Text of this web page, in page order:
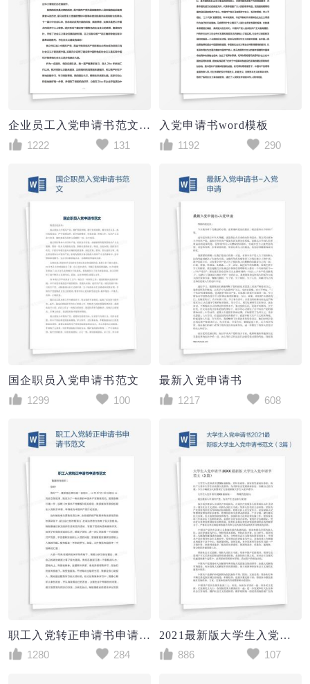
企业员工入党申请书范文Word模板
1222
131
入党申请书word模板
1192
290
国企职员入党申请书范文
1299
100
最新入党申请书
1217
608
职工入党转正申请书申请书范文
1280
284
2021最新版大学生入党申请书范文（3篇）
886
107